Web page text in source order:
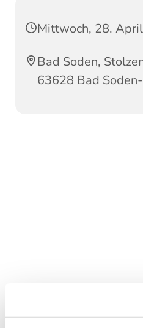
Mittwoch, 28.
Bad Soden,
63628 Bad